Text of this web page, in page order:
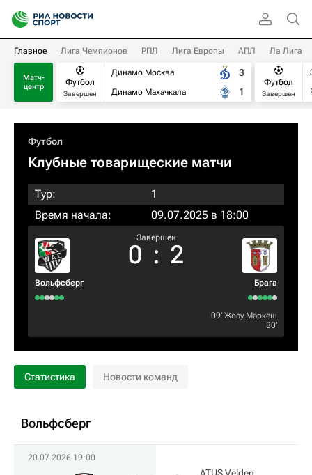
Главное Лига Чемпионов РПЛ Лига Европы АПЛ Ла Лига
Матч-
центр
Футбол
Завершен
Динамо Москва
Динамо Махачкала
3
1
Футбол
Завершен
Футбол
Клубные товарищеские матчи
Тур:
1
Время начала:
09.07.2025 в 18:00
Вольфсберг
Завершен
0 : 2
Брага
09‎’‎ Жоау Маркеш
80‎’‎
Статистика Новости команд
Вольфсберг
20.07.2026 19:00